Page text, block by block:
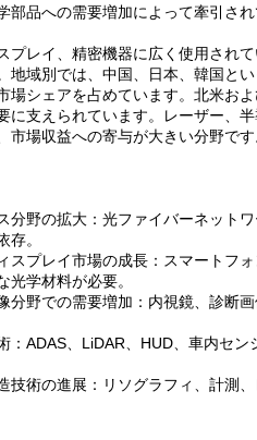
部品への需要増加によって牽引され
プレイ、精密機器に広く使用され
地域別では、中国、日本、韓国と
場シェアを占めています。北米お
に支えられています。レーザー、
場収益への寄与が大きい分野です
分野の拡大：光ファイバーネット
存。
スプレイ市場の成長：スマートフ
光学材料が必要。
分野での需要増加：内視鏡、診断
：ADAS、LiDAR、HUD、車内セ
技術の進展：リソグラフィ、計測